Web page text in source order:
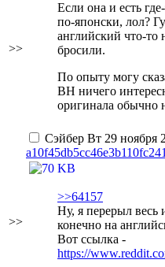
>>
Если она и есть
по-японски, лол?
английский что-то
бросили.
По опыту могу
ВН ничего
оригинала обычно
>>
Сэйбер Вт 29 ноября
>>64157
Ну, я перерыл весь
конечно на
Вот ссылка -
https://